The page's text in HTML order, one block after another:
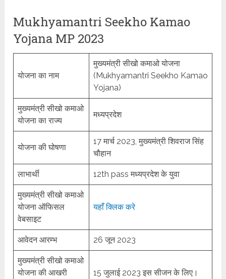
Mukhyamantri Seekho Kamao
Yojana MP 2023
योजना का नाम
मुख्यमंत्री सीखो कमाओ योजना
(Mukhyamantri Seekho Kamao
Yojana)
मुख्यमंत्री सीखो कमाओ
योजना का राज्य
मध्यप्रदेश
योजना की घोषणा
17 मार्च 2023, मुख्यमंत्री शिवराज सिंह
चौहान
लाभार्थी 12th pass मध्यप्रदेश के युवा
मुख्यमंत्री सीखो कमाओ
योजना ऑफिसल
वेबसाइट
यहाँ क्लिक करे
आवेदन आरम्भ 26 जून 2023
मुख्यमंत्री सीखो कमाओ
योजना की आखरी
15 जुलाई 2023 इस सीजन के लिए।